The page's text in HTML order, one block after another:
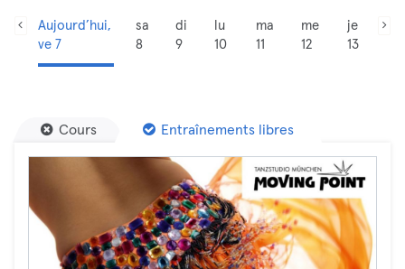
Aujourd’hui,
ve 7
sa
8
di
9
lu
10
ma
11
me
12
je
13
Cours Entraînements libres